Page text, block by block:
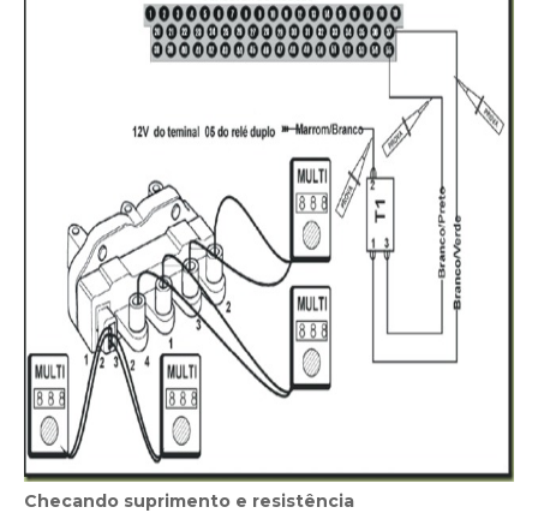
Checando suprimento e resistência